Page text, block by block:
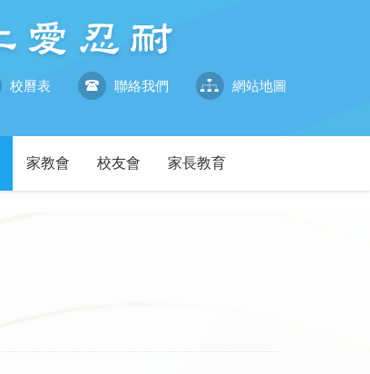
校曆表 聯絡我們 網站地圖
家教會 校友會 家長教育